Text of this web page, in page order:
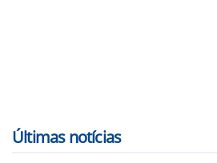
Últimas notícias